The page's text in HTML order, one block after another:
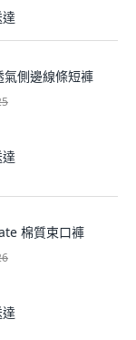
側邊線條短褲
棉質束口褲